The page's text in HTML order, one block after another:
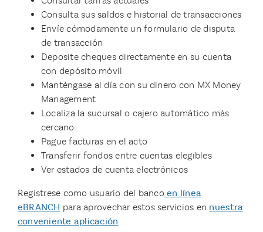
Consulta sus saldos e historial de transacciones
Envíe cómodamente un formulario de disputa
de transacción
Deposite cheques directamente en su cuenta
con depósito móvil
Manténgase al día con su dinero con MX Money
Management
Localiza la sucursal o cajero automático más
cercano
Pague facturas en el acto
Transferir fondos entre cuentas elegibles
Ver estados de cuenta electrónicos
Regístrese como usuario del bancoen línea
eBRANCH para aprovechar estos servicios en nuestra
conveniente aplicación.